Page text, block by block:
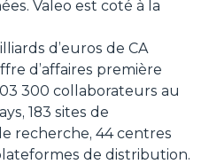
Valeo est coté à la
d’euros de CA
d’affaires première
300 collaborateurs au
183 sites de
recherche, 44 centres
de distribution.